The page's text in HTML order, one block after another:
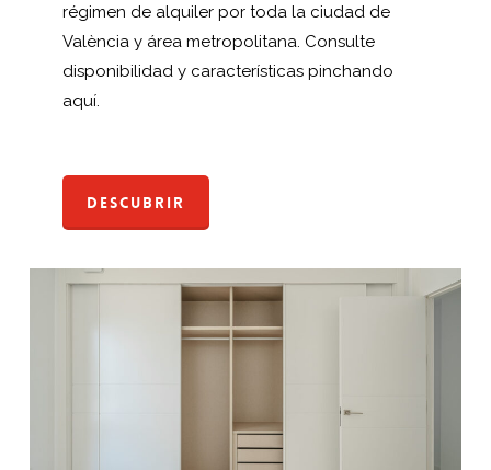
régimen de alquiler por toda la ciudad de
València y área metropolitana. Consulte
disponibilidad y características pinchando
aquí.
Descubrir